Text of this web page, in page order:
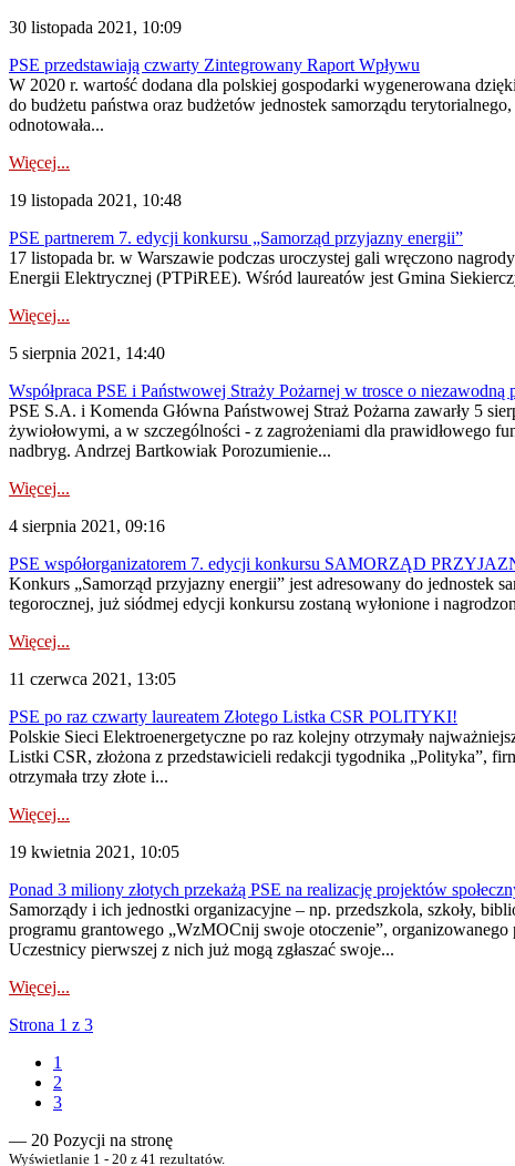
30 listopada 2021, 10:09
PSE przedstawiają czwarty Zintegrowany Raport Wpływu
W 2020 r. wartość dodana dla polskiej gospodarki wygenerowana
do budżetu państwa oraz budżetów jednostek samorządu
odnotowała...
Więcej...
19 listopada 2021, 10:48
PSE partnerem 7. edycji konkursu „Samorząd przyjazny energii”
17 listopada br. w Warszawie podczas uroczystej gali wręczono
Energii Elektrycznej (PTPiREE). Wśród laureatów jest Gmina
Więcej...
5 sierpnia 2021, 14:40
Współpraca PSE i Państwowej Straży Pożarnej w trosce o
PSE S.A. i Komenda Główna Państwowej Straż Pożarna zawarły 5
żywiołowymi, a w szczególności - z zagrożeniami dla prawidłowego
nadbryg. Andrzej Bartkowiak Porozumienie...
Więcej...
4 sierpnia 2021, 09:16
PSE współorganizatorem 7. edycji konkursu SAMORZĄD
Konkurs „Samorząd przyjazny energii” jest adresowany do jednostek
tegorocznej, już siódmej edycji konkursu zostaną wyłonione i
Więcej...
11 czerwca 2021, 13:05
PSE po raz czwarty laureatem Złotego Listka CSR POLITYKI!
Polskie Sieci Elektroenergetyczne po raz kolejny otrzymały
Listki CSR, złożona z przedstawicieli redakcji tygodnika „Polityka”,
otrzymała trzy złote i...
Więcej...
19 kwietnia 2021, 10:05
Ponad 3 miliony złotych przekażą PSE na realizację projektów
Samorządy i ich jednostki organizacyjne – np. przedszkola, szkoły,
programu grantowego „WzMOCnij swoje otoczenie”,
Uczestnicy pierwszej z nich już mogą zgłaszać swoje...
Więcej...
Strona 1 z 3
1
2
3
— 20 Pozycji na stronę
Wyświetlanie 1 - 20 z 41 rezultatów.